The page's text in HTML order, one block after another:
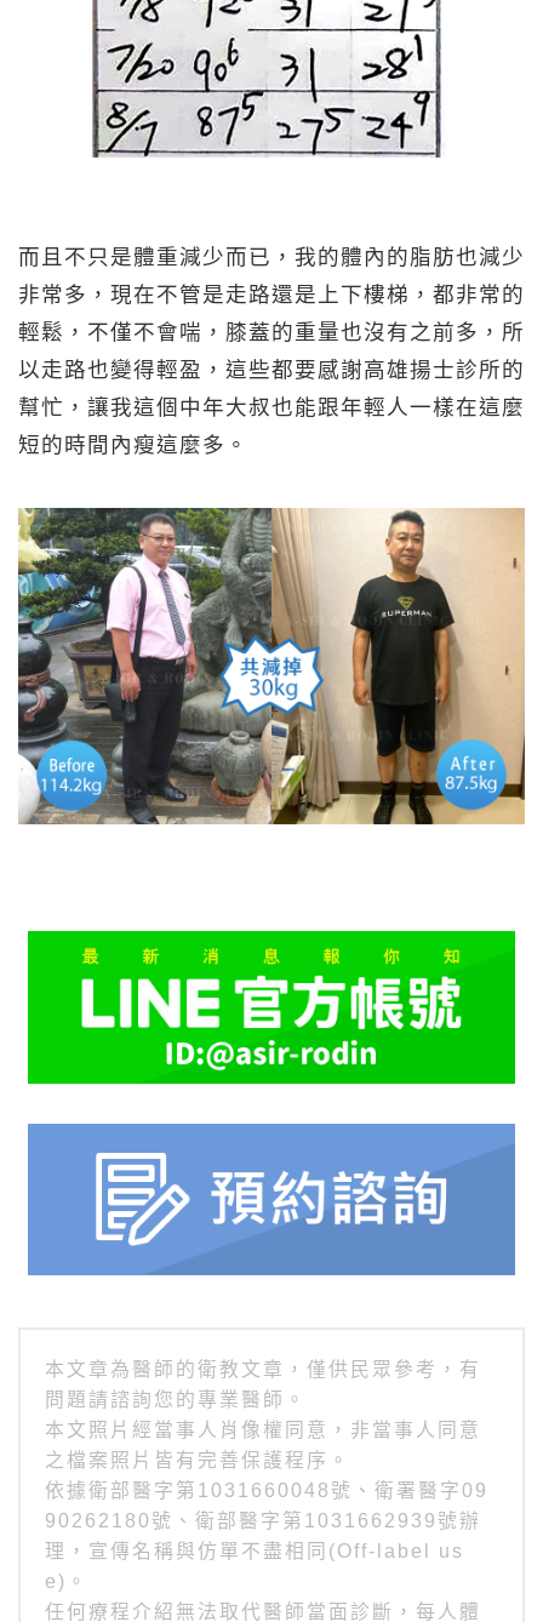
而且不只是體重減少而已，我的體內的脂肪也減少
非常多，現在不管是走路還是上下樓梯，都非常的
輕鬆，不僅不會喘，膝蓋的重量也沒有之前多，所
以走路也變得輕盈，這些都要感謝高雄揚士診所的
幫忙，讓我這個中年大叔也能跟年輕人一樣在這麼
短的時間內瘦這麼多。
本文章為醫師的衛教文章，僅供民眾參考，有
問題請諮詢您的專業醫師。
本文照片經當事人肖像權同意，非當事人同意
之檔案照片皆有完善保護程序。
依據衛部醫字第1031660048號、衛署醫字09
90262180號、衛部醫字第1031662939號辦
理，宣傳名稱與仿單不盡相同(Off-label us
e)。
任何療程介紹無法取代醫師當面診斷，每人體